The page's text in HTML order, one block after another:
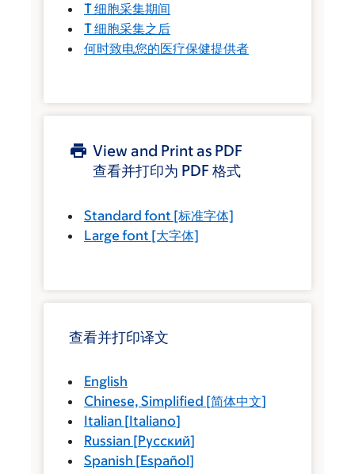
T 细胞采集期间
T 细胞采集之后
何时致电您的医疗保健提供者
View and Print as PDF
查看并打印为 PDF 格式
Standard font [标准字体]
Large font [大字体]
查看并打印译文
English
Chinese, Simplified [简体中文]
Italian [Italiano]
Russian [Русский]
Spanish [Español]